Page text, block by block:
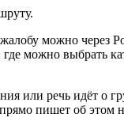
можно через
можно выбрать
или речь идёт о
пишет об этом